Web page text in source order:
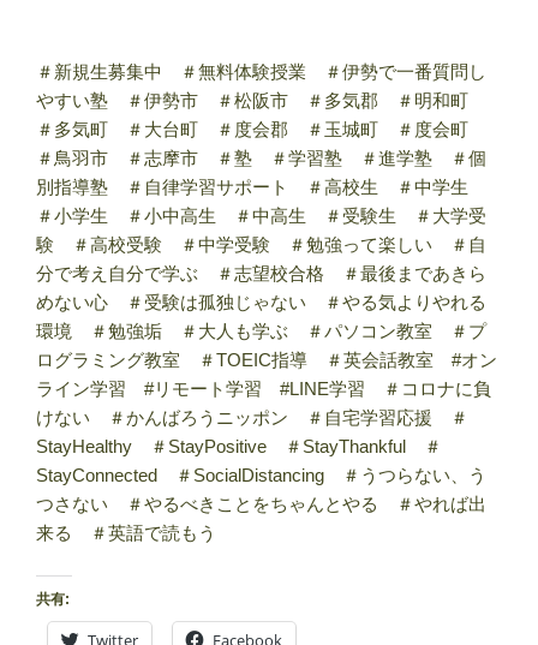
＃新規生募集中 ＃無料体験授業 ＃伊勢で一番質問し
やすい塾 ＃伊勢市 ＃松阪市 ＃多気郡 ＃明和町
＃多気町 ＃大台町 ＃度会郡 ＃玉城町 ＃度会町
＃鳥羽市 ＃志摩市 ＃塾 ＃学習塾 ＃進学塾 ＃個
別指導塾 ＃自律学習サポート ＃高校生 ＃中学生
＃小学生 ＃小中高生 ＃中高生 ＃受験生 ＃大学受
験 ＃高校受験 ＃中学受験 ＃勉強って楽しい ＃自
分で考え自分で学ぶ ＃志望校合格 ＃最後まであきら
めない心 ＃受験は孤独じゃない ＃やる気よりやれる
環境 ＃勉強垢 ＃大人も学ぶ ＃パソコン教室 ＃プ
ログラミング教室 ＃TOEIC指導 ＃英会話教室 #オン
ライン学習 #リモート学習 #LINE学習 ＃コロナに負
けない ＃かんばろうニッポン ＃自宅学習応援 ＃
StayHealthy ＃StayPositive ＃StayThankful ＃
StayConnected ＃SocialDistancing ＃うつらない、う
つさない ＃やるべきことをちゃんとやる ＃やれば出
来る ＃英語で読もう
共有:
Twitter Facebook